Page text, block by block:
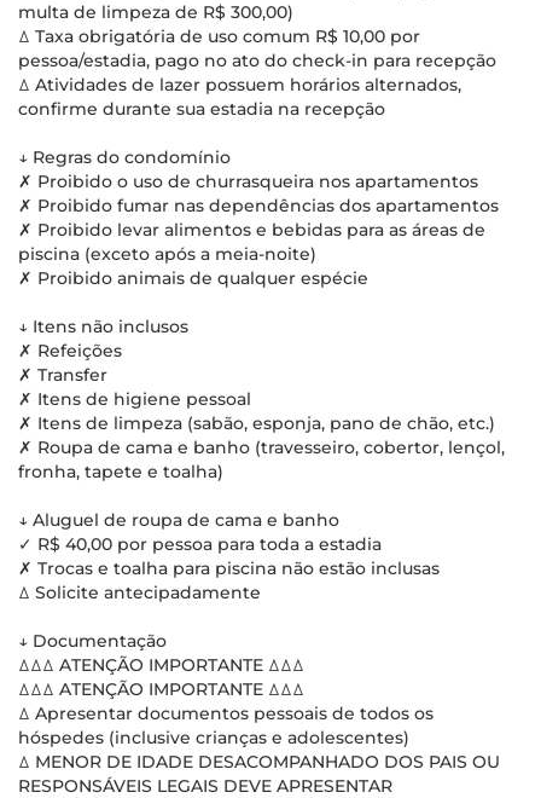
multa de limpeza de R$ 300,00)
ꕔ Taxa obrigatória de uso comum R$ 10,00 por
pessoa/estadia, pago no ato do check-in para recepção
ꕔ Atividades de lazer possuem horários alternados,
confirme durante sua estadia na recepção
↓ Regras do condomínio
✗ Proibido o uso de churrasqueira nos apartamentos
✗ Proibido fumar nas dependências dos apartamentos
✗ Proibido levar alimentos e bebidas para as áreas de
piscina (exceto após a meia-noite)
✗ Proibido animais de qualquer espécie
↓ Itens não inclusos
✗ Refeições
✗ Transfer
✗ Itens de higiene pessoal
✗ Itens de limpeza (sabão, esponja, pano de chão, etc.)
✗ Roupa de cama e banho (travesseiro, cobertor, lençol,
fronha, tapete e toalha)
↓ Aluguel de roupa de cama e banho
✓ R$ 40,00 por pessoa para toda a estadia
✗ Trocas e toalha para piscina não estão inclusas
ꕔ Solicite antecipadamente
↓ Documentação
ꕔꕔꕔ ATENÇÃO IMPORTANTE ꕔꕔꕔ
ꕔꕔꕔ ATENÇÃO IMPORTANTE ꕔꕔꕔ
ꕔ Apresentar documentos pessoais de todos os
hóspedes (inclusive crianças e adolescentes)
ꕔ MENOR DE IDADE DESACOMPANHADO DOS PAIS OU
RESPONSÁVEIS LEGAIS DEVE APRESENTAR